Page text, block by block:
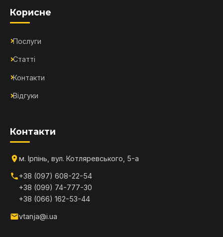
Корисне
Послуги
Статті
Контакти
Відгуки
Контакти
м. Ірпінь, вул. Котляревського, 5-а
+38 (097) 608-22-54
+38 (099) 74-777-30
+38 (066) 162-53-44
vtanja@i.ua